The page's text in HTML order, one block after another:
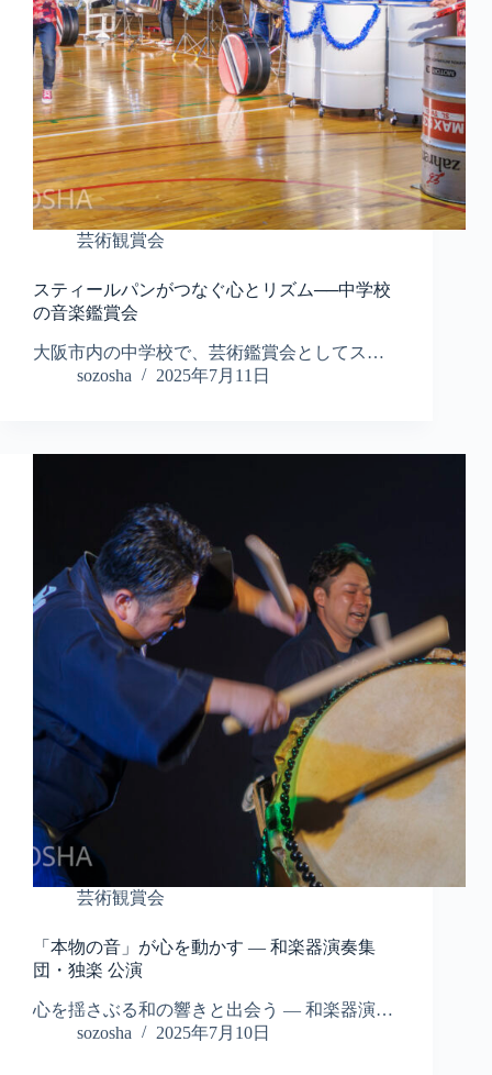
芸術観賞会
スティールパンがつなぐ心とリズム──中学校
の音楽鑑賞会
大阪市内の中学校で、芸術鑑賞会としてス…
sozosha
2025年7月11日
芸術観賞会
「本物の音」が心を動かす ― 和楽器演奏集
団・独楽 公演
心を揺さぶる和の響きと出会う ― 和楽器演…
sozosha
2025年7月10日